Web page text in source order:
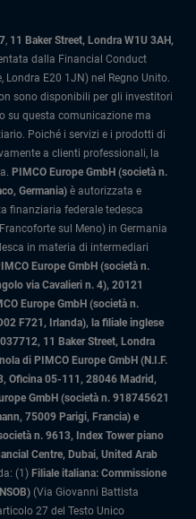
, 11 Baker Street, Londra W1U 3AH,
dalla Financial Conduct
Londra E20 1JN) nel Regno Unito.
sono disponibili per gli investitori
su questa comunicazione ma
Poiché i servizi e i prodotti di
a clienti professionali, la
PIMCO Europe GmbH (società n.
Germania) è autorizzata e
finanziaria federale tedesca
sul Meno) in Germania
in materia di intermediari
Europe GmbH (società n.
via Cavalieri n. 4), 20121
Europe GmbH (società n.
F721, Irlanda), la filiale inglese
11 Baker Street, Londra
di PIMCO Europe GmbH (N.I.F.
Oficina 05-111, 28046 Madrid,
GmbH (società n. 918745621
75009 Parigi, Francia) e
n. 9613, Index Tower piano
Centre, Dubai, United Arab
(1) Filiale italiana: Commissione
(Via Giovanni Battista
27 del Testo Unico